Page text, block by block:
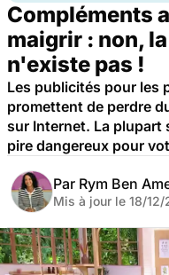
Compléments
maigrir : non,
n'existe pas !
Les publicités pour les
promettent de perdre
sur Internet. La plupart
pire dangereux pour
Par Rym Ben
Mis à jour le 18/